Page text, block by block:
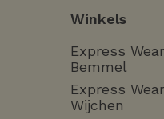
Winkels
Express Wear
Bemmel
Express Wear
Wijchen